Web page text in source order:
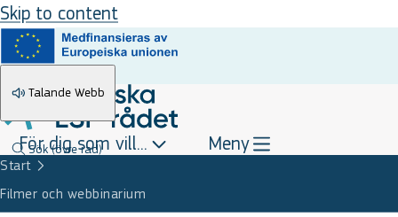
Skip to content
Talande Webb
Sök(övre rad)
För dig som vill... Meny
Start
Filmer och webbinarium